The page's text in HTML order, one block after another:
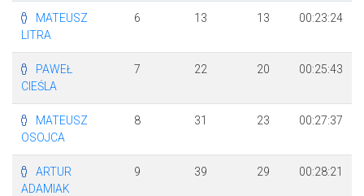
MATEUSZ
LITRA
6 13 13 00:23:24
PAWEŁ
CIEŚLA
7 22 20 00:25:43
MATEUSZ
OSOJCA
8 31 23 00:27:37
ARTUR
ADAMIAK
9 39 29 00:28:21